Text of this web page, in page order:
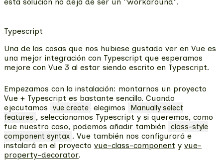
Typescript
Una de las cosas que nos hubiese gustado ver en Vue es
una mejor integración con Typescript que esperamos
mejore con Vue 3 al estar siendo escrito en Typescript.
Empezamos con la instalación: montarnos un proyecto
Vue + Typescript es bastante sencillo. Cuando
ejecutamos
vue create elegimos
Manually select
features , seleccionamos Typescript y si queremos, como
fue nuestro caso, podemos añadir también
class-style
component syntax . Vue también nos configurará e
instalará en el proyecto vue-class-component y vue-
property-decorator.